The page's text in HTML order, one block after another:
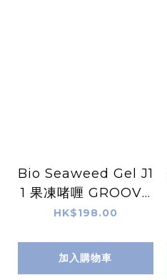
Bio Seaweed Gel J1
1 果凍啫喱 GROOVY
BABY 天然無毒Gel甲
HK$198.00
加入購物車